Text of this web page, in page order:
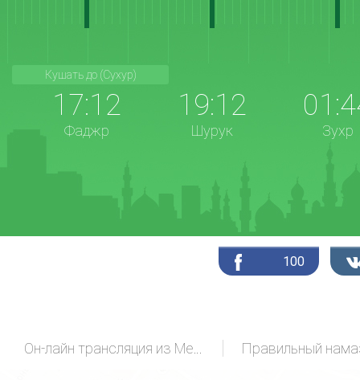
Кушать до (Сухур)
17:12
Фаджр
19:12
Шурук Зухр
100
Он-лайн трансляция из Мекки